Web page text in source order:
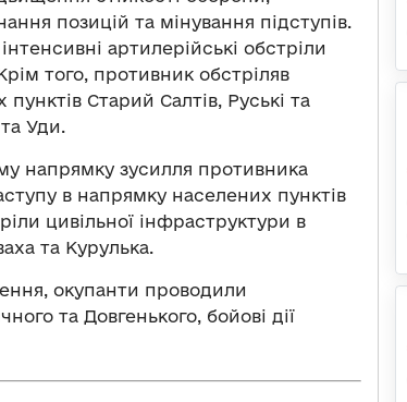
позицій та мінування підступів.
артилерійські обстріли
того, противник обстріляв
Старий Салтів, Руські та
Уди.
напрямку зусилля противника
в напрямку населених пунктів
цивільної інфраструктури в
та Курулька.
окупанти проводили
та Довгенького, бойові дії